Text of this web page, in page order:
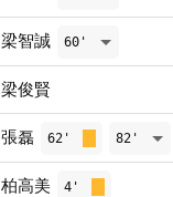
梁智誠 60'
梁俊賢
張磊 62' 82'
柏高美 4'